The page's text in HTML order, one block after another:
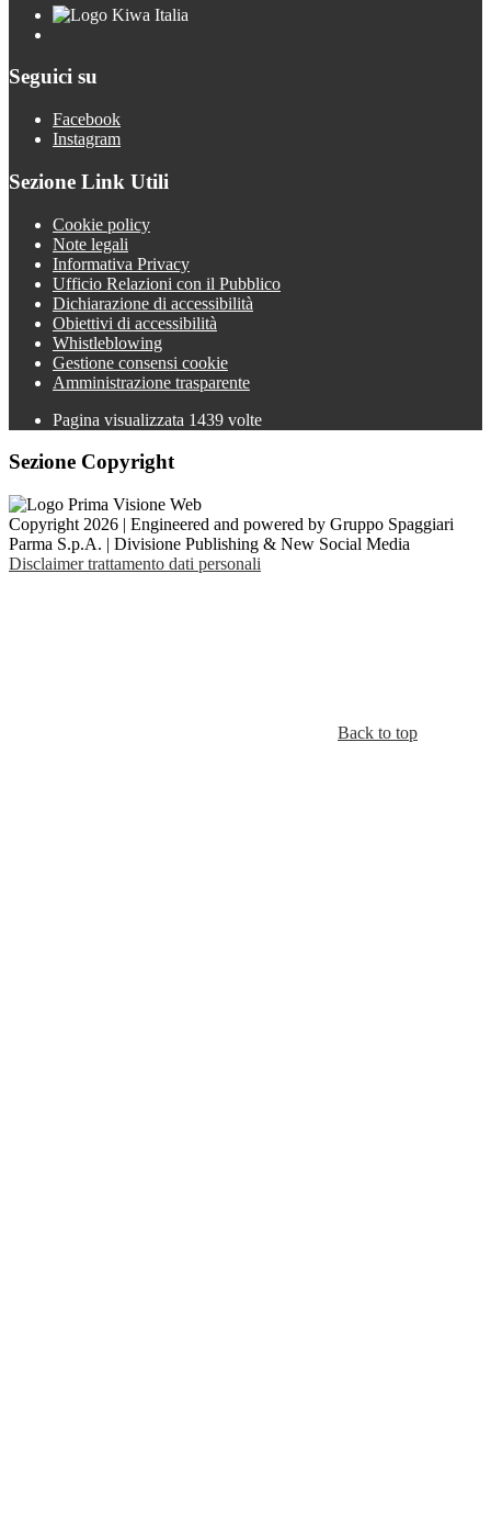
Seguici su
Facebook
Instagram
Sezione Link Utili
Cookie policy
Note legali
Informativa Privacy
Ufficio Relazioni con il Pubblico
Dichiarazione di accessibilità
Obiettivi di accessibilità
Whistleblowing
Gestione consensi cookie
Amministrazione trasparente
Pagina visualizzata 1439 volte
Sezione Copyright
Copyright 2026 | Engineered and powered by Gruppo Spaggiari
Parma S.p.A. | Divisione Publishing & New Social Media
Disclaimer trattamento dati personali
Back to top